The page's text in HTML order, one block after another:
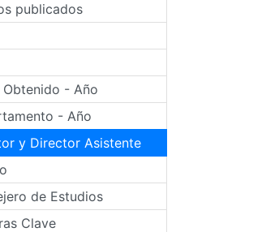
publicados
- Año
- Año
y Director Asistente
de Estudios
Clave